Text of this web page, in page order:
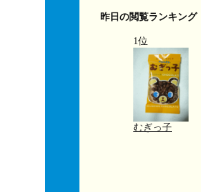
昨日の閲覧ランキング
1位
むぎっ子